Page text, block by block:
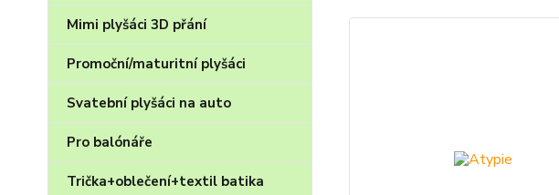
Mimi plyšáci 3D přání
Promoční/maturitní plyšáci
Svatební plyšáci na auto
Pro balónáře
Trička+oblečení+textil batika